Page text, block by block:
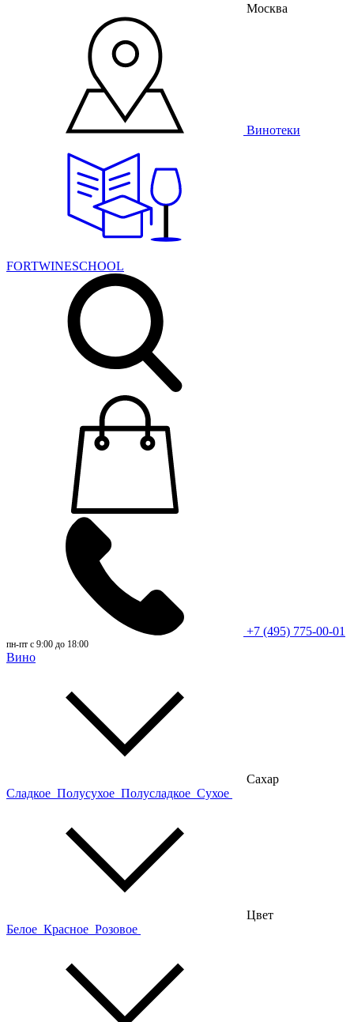
Москва
Винотеки
FORTWINESCHOOL
+7 (495) 775-00-01
пн-пт с 9:00 до 18:00
Вино
Сахар
Сладкое Полусухое Полусладкое Сухое
Цвет
Белое Красное Розовое